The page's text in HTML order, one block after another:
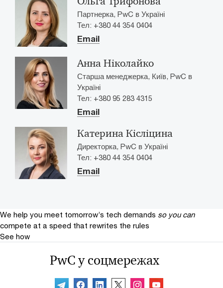
Партнерка, PwC в Україні
Тел: +380 44 354 0404
Email
Анна Ніколайко
Старша менеджерка, Київ, PwC в
Україні
Тел: +380 95 283 4315
Email
Катерина Кісліцина
Директорка, PwC в Україні
Тел: +380 44 354 0404
Email
We help you meet tomorrow’s tech demands so you can
compete at a speed that rewrites the rules
See how
PwC у соцмережах